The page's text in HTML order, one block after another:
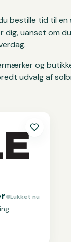
bestille tid til
dig, uanset om
og
udvalg af
Lukket nu